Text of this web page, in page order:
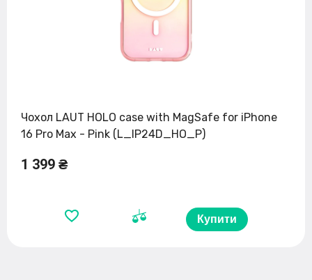
Чохол LAUT HOLO case with MagSafe for iPhone
16 Pro Max - Pink (L_IP24D_HO_P)
1 399 ₴
Купити